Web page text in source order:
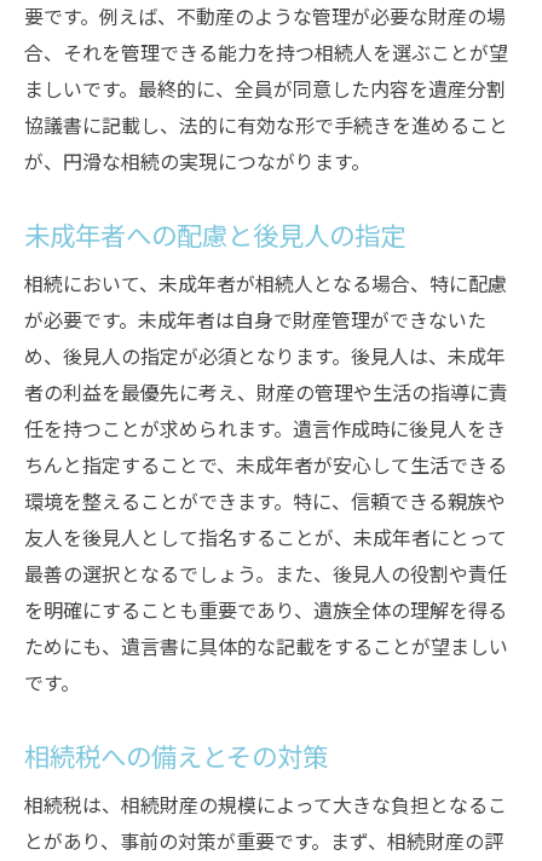
要です。例えば、不動産のような管理が必要な財産の場
合、それを管理できる能力を持つ相続人を選ぶことが望
ましいです。最終的に、全員が同意した内容を遺産分割
協議書に記載し、法的に有効な形で手続きを進めること
が、円滑な相続の実現につながります。
未成年者への配慮と後見人の指定
相続において、未成年者が相続人となる場合、特に配慮
が必要です。未成年者は自身で財産管理ができないた
め、後見人の指定が必須となります。後見人は、未成年
者の利益を最優先に考え、財産の管理や生活の指導に責
任を持つことが求められます。遺言作成時に後見人をき
ちんと指定することで、未成年者が安心して生活できる
環境を整えることができます。特に、信頼できる親族や
友人を後見人として指名することが、未成年者にとって
最善の選択となるでしょう。また、後見人の役割や責任
を明確にすることも重要であり、遺族全体の理解を得る
ためにも、遺言書に具体的な記載をすることが望ましい
です。
相続税への備えとその対策
相続税は、相続財産の規模によって大きな負担となるこ
とがあり、事前の対策が重要です。まず、相続財産の評